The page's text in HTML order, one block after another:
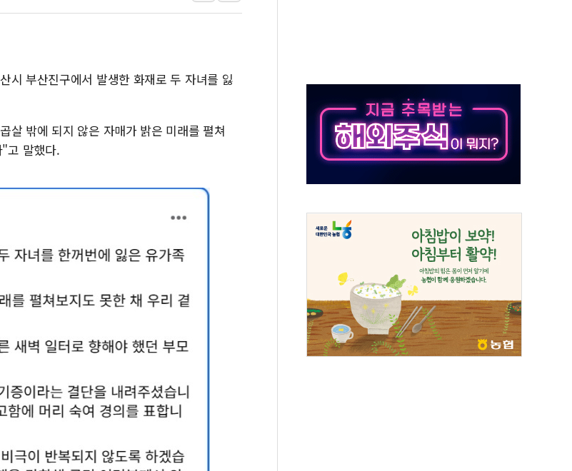
뉴욕증시 프리뷰, 미 주가선물 AI주 차익실현 속 혼조세...웨스턴디지털·샌디스크↓
청와대, 북한 단거리 탄도미사일 발사에 긴급 안보 점검회의
금값 7주 만에 최고…美 고용 둔화·호르무즈 재개방 기대에 강세
[인도증시] 중동 긴장 완화에 실적 호조까지, 상승...호실적 보고 기업 상승세 뚜렷
시 부산진구에서 발생한 화재로 두 자녀를 잃
살 밖에 되지 않은 자매가 밝은 미래를 펼쳐
고 말했다.